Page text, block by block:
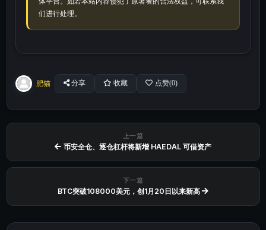
们进行处理。
肥猫 分享 收藏 点赞(0)
上一篇
币安全仓、逐仓杠杆将新增 HAEDAL 可借资产
下一篇
BTC突破108000美元，创1月20日以来新高